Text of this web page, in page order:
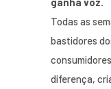
Todas as
bastidores
diferença,